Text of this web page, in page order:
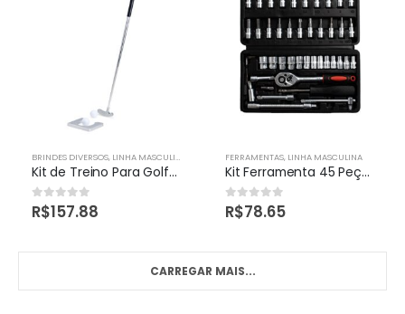
BRINDES DIVERSOS, LINHA MASCULINA
Kit de Treino Para Golfe Personalizado
0out of 5
R$157.88
FERRAMENTAS, LINHA MASCULINA
Kit Ferramenta 45 Peças Personalizados
0out of 5
R$78.65
CARREGAR MAIS...